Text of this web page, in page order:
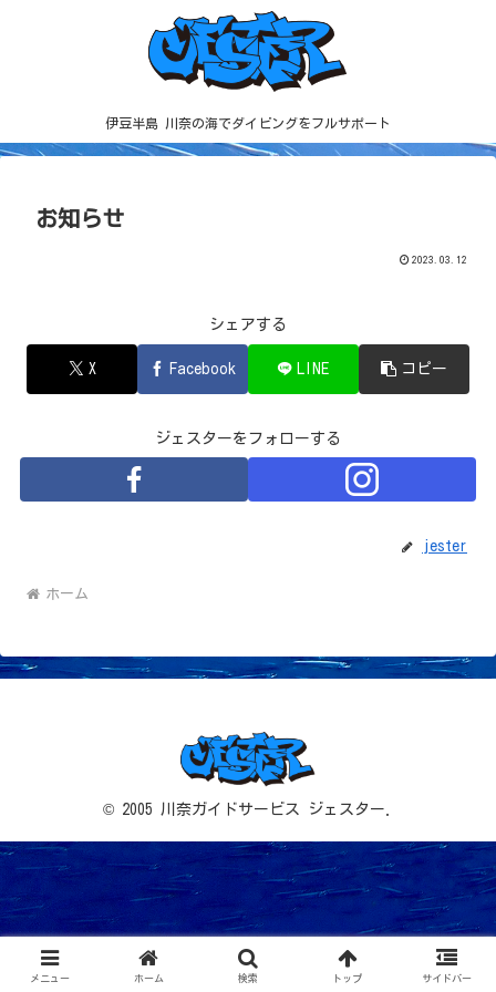
伊豆半島 川奈の海でダイビングをフルサポート
お知らせ
2023.03.12
シェアする
X Facebook LINE コピー
ジェスターをフォローする
jester
ホーム
© 2005 川奈ガイドサービス ジェスター.
メニュー ホーム 検索 トップ サイドバー